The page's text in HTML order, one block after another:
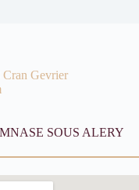
Cran Gevrier
SOUS ALERY